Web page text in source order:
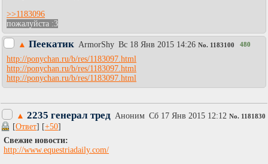
>>1183096
пожалуйста :3
▲ Пеекатик АrmorShy Вc 18 Янв 2015 14:26 No. 1183100 480
http://ponychan.ru/b/res/1183097.html
http://ponychan.ru/b/res/1183097.html
http://ponychan.ru/b/res/1183097.html
▲ 2235 генерал тред Аноним Сб 17 Янв 2015 12:12 No. 1181830
[Ответ] [+50]
Свежие новости:
http://www.equestriadaily.com/